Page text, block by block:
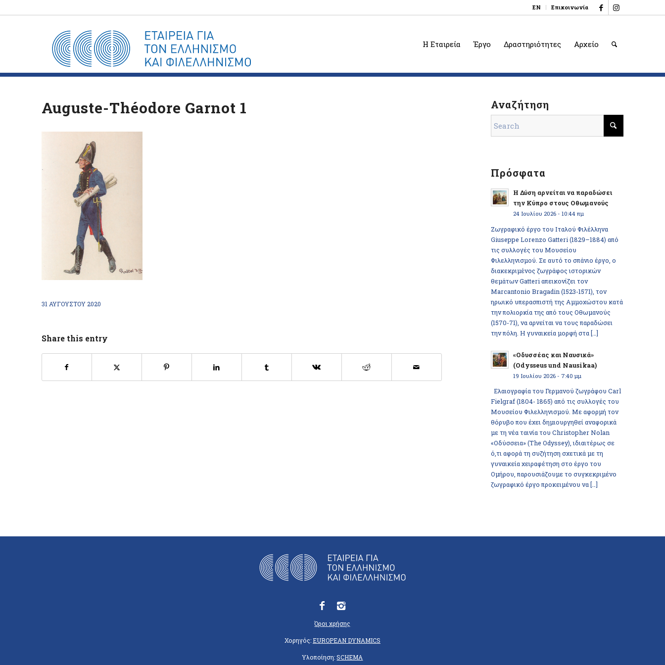
EN Επικοινωνία
Η Εταιρεία Έργο Δραστηριότητες Αρχείο
Auguste-Théodore Garnot 1
31 ΑΥΓΟΎΣΤΟΥ 2020
Share this entry
Αναζήτηση
Πρόσφατα
Η Δύση αρνείται να παραδώσει
την Κύπρο στους Οθωμανούς
24 Ιουλίου 2026 - 10:44 πμ
Ζωγραφικό έργο του Ιταλού Φιλέλληνα
Giuseppe Lorenzo Gatteri (1829–1884) από
τις συλλογές του Μουσείου
Φιλελληνισμού. Σε αυτό το σπάνιο έργο, ο
διακεκριμένος ζωγράφος ιστορικών
θεμάτων Gatteri απεικονίζει τον
Marcantonio Bragadin (1523-1571), τον
ηρωικό υπερασπιστή της Αμμοχώστου κατά
την πολιορκία της από τους Οθωμανούς
(1570-71), να αρνείται να τους παραδώσει
την πόλη. Η γυναικεία μορφή στα […]
«Οδυσσέας και Ναυσικά»
(Odysseus und Nausikaa)
19 Ιουλίου 2026 - 7:40 μμ
Ελαιογραφία του Γερμανού ζωγράφου Carl
Fielgraf (1804- 1865) από τις συλλογές του
Μουσείου Φιλελληνισμού. Με αφορμή τον
θόρυβο που έχει δημιουργηθεί αναφορικά
με τη νέα ταινία του Christopher Nolan
«Οδύσσεια» (The Odyssey), ιδιαιτέρως σε
ό,τι αφορά τη συζήτηση σχετικά με τη
γυναικεία χειραφέτηση στο έργο του
Ομήρου, παρουσιάζουμε το συγκεκριμένο
ζωγραφικό έργο προκειμένου να […]
Όροι χρήσης
Χορηγός:EUROPEAN DYNAMICS
Υλοποίηση:SCHEMA